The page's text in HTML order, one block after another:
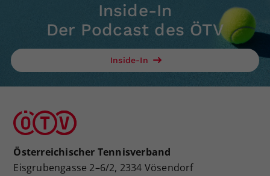
Inside-In
Der Podcast des ÖTV
Inside-In
Österreichischer Tennisverband
Eisgrubengasse 2–6/2, 2334 Vösendorf